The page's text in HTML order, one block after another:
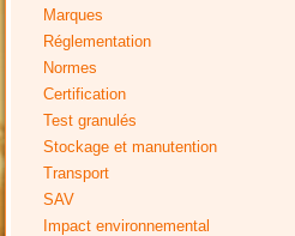
Marques
Réglementation
Normes
Certification
Test granulés
Stockage et manutention
Transport
SAV
Impact environnemental